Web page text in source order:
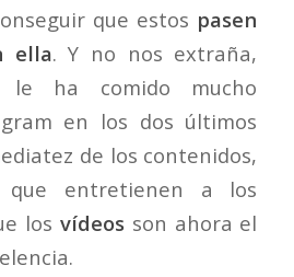
que estos pasen
ella. Y no nos extraña,
le ha comido mucho
en los dos últimos
de los contenidos,
entretienen a los
los vídeos son ahora el